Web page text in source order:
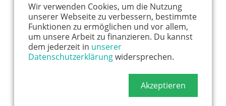
Wir verwenden Cookies, um die Nutzung
unserer Webseite zu verbessern, bestimmte
Funktionen zu ermöglichen und vor allem,
um unsere Arbeit zu finanzieren. Du kannst
dem jederzeit in unserer
Datenschutzerklärungwidersprechen.
Akzeptieren